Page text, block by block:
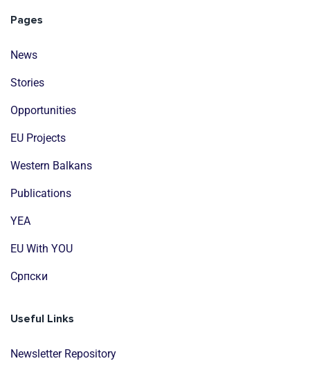
Pages
News
Stories
Opportunities
EU Projects
Western Balkans
Publications
YEA
EU With YOU
Cрпски
Useful Links
Newsletter Repository